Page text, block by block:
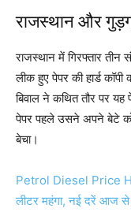
राजस्थान और
राजस्थान में गिरफ्तार
लीक हुए पेपर की हार्ड
बिवाल ने कथित तौर पर
पेपर पहले उसने अपने बेटे
बेचा।
Petrol Diesel Price
लीटर महंगा, नई दरें आज से